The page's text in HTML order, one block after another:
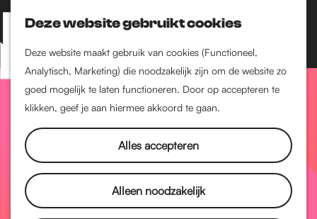
Deze website gebruikt cookies
Deze website maakt gebruik van cookies (Functioneel,
Analytisch, Marketing) die noodzakelijk zijn om de website zo
goed mogelijk te laten functioneren. Door op accepteren te
klikken, geef je aan hiermee akkoord te gaan.
Alles accepteren
Alleen noodzakelijk
Z
o
e
k
e
K
a
a
r
t
M
e
n
Nijmegen-Nieuw-West
Dukenburg
Lindenholt
Historie
De oudste stad van
Nederland
Historische tijdlijn
Romeinse Limes
Vrede van Nijmegen